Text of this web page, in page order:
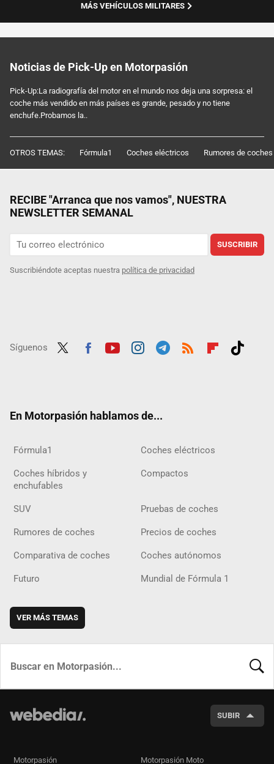
MÁS VEHÍCULOS MILITARES
Noticias de Pick-Up en Motorpasión
Pick-Up:La radiografía del motor en el mundo nos deja una sorpresa: el
coche más vendido en más países es grande, pesado y no tiene
enchufe.Probamos la..
OTROS TEMAS: Fórmula1 Coches eléctricos Rumores de coches
RECIBE "Arranca que nos vamos", NUESTRA
NEWSLETTER SEMANAL
SUSCRIBIR
Suscribiéndote aceptas nuestra política de privacidad
Síguenos
En Motorpasión hablamos de...
Fórmula1 Coches eléctricos
Coches híbridos y
enchufables
Compactos
SUV Pruebas de coches
Rumores de coches Precios de coches
Comparativa de coches Coches autónomos
Futuro Mundial de Fórmula 1
VER MÁS TEMAS
SUBIR
Motorpasión Motorpasión Moto